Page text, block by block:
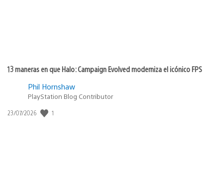
13 maneras en que Halo: Campaign Evolved moderniza el icónico FPS
Phil Hornshaw
PlayStation Blog Contributor
Fecha
23/07/2026 1